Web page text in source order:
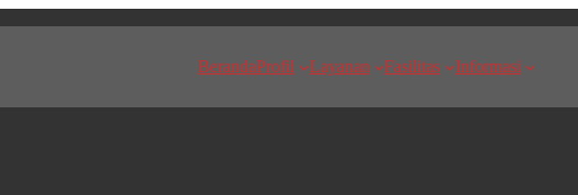
BerandaProfil Layanan Fasilitas Informasi